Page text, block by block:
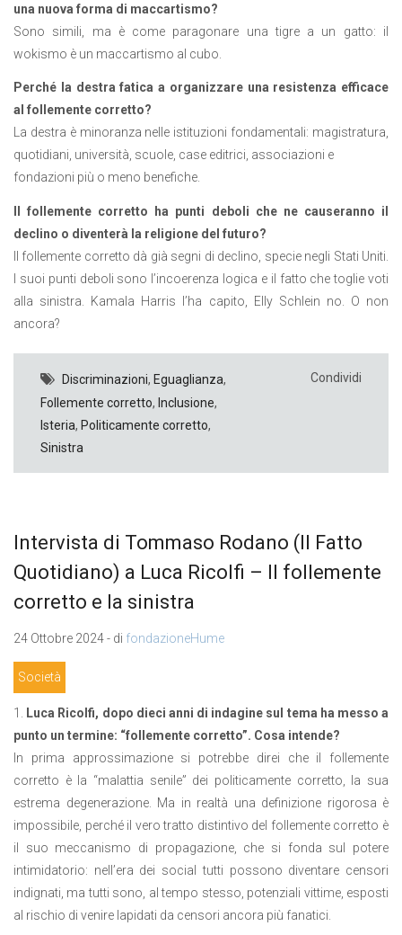
una nuova forma di maccartismo?
Sono simili, ma è come paragonare una tigre a un gatto: il
wokismo è un maccartismo al cubo.
Perché la destra fatica a organizzare una resistenza efficace
al follemente corretto?
La destra è minoranza nelle istituzioni fondamentali: magistratura,
quotidiani, università, scuole, case editrici, associazioni e
fondazioni più o meno benefiche.
Il follemente corretto ha punti deboli che ne causeranno il
declino o diventerà la religione del futuro?
Il follemente corretto dà già segni di declino, specie negli Stati Uniti.
I suoi punti deboli sono l’incoerenza logica e il fatto che toglie voti
alla sinistra. Kamala Harris l’ha capito, Elly Schlein no. O non
ancora?
Discriminazioni, Eguaglianza,
Follemente corretto, Inclusione,
Isteria, Politicamente corretto,
Sinistra
Condividi
Intervista di Tommaso Rodano (Il Fatto
Quotidiano) a Luca Ricolfi – Il follemente
corretto e la sinistra
24 Ottobre 2024 - di fondazioneHume
Società
1.
Luca Ricolfi, dopo dieci anni di indagine sul tema ha messo a
punto un termine: “follemente corretto”. Cosa intende?
In prima approssimazione si potrebbe direi che il follemente
corretto è la “malattia senile” dei politicamente corretto, la sua
estrema degenerazione. Ma in realtà una definizione rigorosa è
impossibile, perché il vero tratto distintivo del follemente corretto è
il suo meccanismo di propagazione, che si fonda sul potere
intimidatorio: nell’era dei social tutti possono diventare censori
indignati, ma tutti sono, al tempo stesso, potenziali vittime, esposti
al rischio di venire lapidati da censori ancora più fanatici.